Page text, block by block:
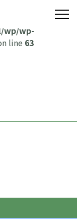
on null in
wp/wp-
line 63